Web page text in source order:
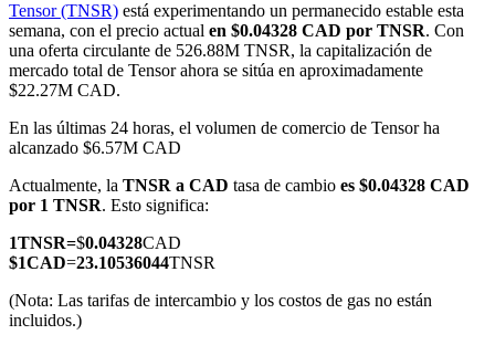
Futuros COIN-M
Futuros de criptomonedas
TradFi
Derivados de acciones, divisas, metales preciosos y materias
primas
Tensor (TNSR) está experimentando un permanecido estable esta
semana, con el precio actual en $0.04328 CAD por TNSR. Con
una oferta circulante de 526.88M TNSR, la capitalización de
mercado total de Tensor ahora se sitúa en aproximadamente
$22.27M CAD.
En las últimas 24 horas, el volumen de comercio de Tensor ha
alcanzado $6.57M CAD
Actualmente, la TNSR a CAD tasa de cambio es $0.04328 CAD
por 1 TNSR. Esto significa:
1TNSR=$0.04328CAD
$1CAD=23.10536044TNSR
(Nota: Las tarifas de intercambio y los costos de gas no están
incluidos.)